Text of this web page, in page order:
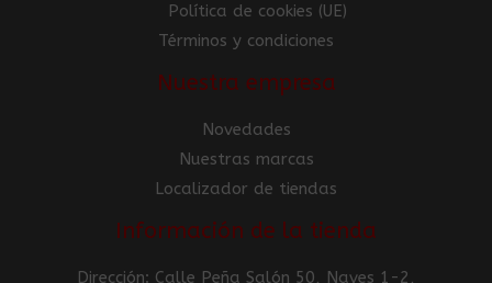
Política de cookies (UE)
Términos y condiciones
Nuestra empresa
Novedades
Nuestras marcas
Localizador de tiendas
Información de la tienda
Dirección: Calle Peña Salón 50, Naves 1-2,